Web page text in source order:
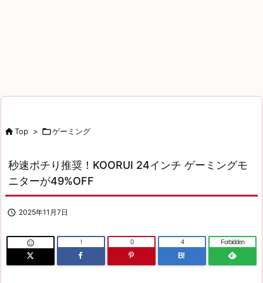
Top > ゲーミング
秒速ポチり推奨！KOORUI 24インチ ゲーミングモ
ニターが49%OFF
 2025年11月7日
 ! 0
B!
4 Forbidden